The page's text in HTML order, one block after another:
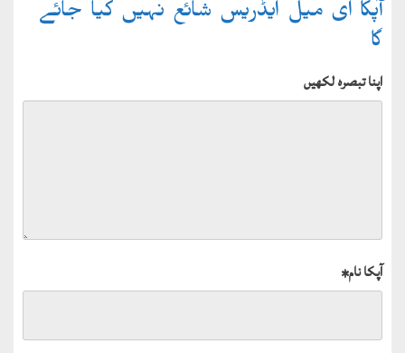
آپکا ای میل ایڈریس شائع نہیں کیا جائے
گا
اپنا تبصرہ لکھیں
آپکا نام*